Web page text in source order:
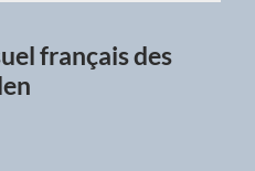
français des